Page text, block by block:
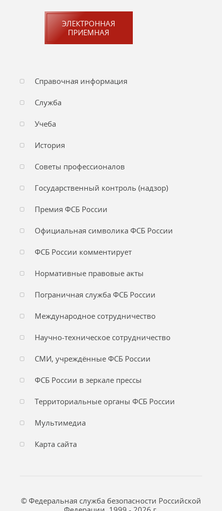
ЭЛЕКТРОННАЯ
ПРИЕМНАЯ
Справочная информация
Служба
Учеба
История
Советы профессионалов
Государственный контроль (надзор)
Премия ФСБ России
Официальная символика ФСБ России
ФСБ России комментирует
Нормативные правовые акты
Пограничная служба ФСБ России
Международное сотрудничество
Научно-техническое сотрудничество
СМИ, учреждённые ФСБ России
ФСБ России в зеркале прессы
Территориальные органы ФСБ России
Мультимедиа
Карта сайта
© Федеральная служба безопасности Российской